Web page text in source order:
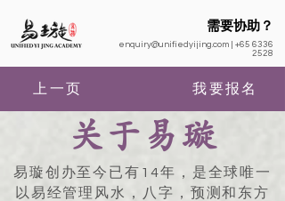
需要协助？
enquiry@unifiedyijing.com
+65 6336
2528
上一页 我要报名
关于易璇
易璇创办至今已有14年，是全球唯一
以易经管理风水，八字，预测和东方